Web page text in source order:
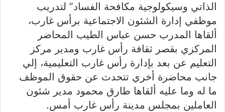
الذاتي وسيكولوجية مكافحة الفساد” لتدريب
موظفي إدارة الشئون الاجتماعية برأس غارب،
ألقاها المدرب حسن عباس الطيب المحاضر
المركزي بقصر ثقافة رأس غارب ومدير مركز
التعليم عن بعد بإدارة رأس غارب التعليمية، إلي
جانب محاضرة أخري تتحدث عن حقوق الموظف
ما له وما عليه ألقاها طارق محمود مدير شئون
العاملين بمجلس مدينة رأس غارب أمس.